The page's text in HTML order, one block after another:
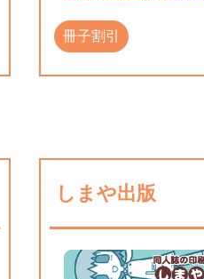
冊子割引
しまや出版